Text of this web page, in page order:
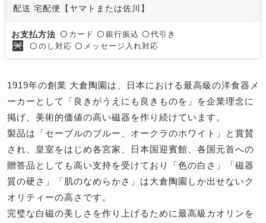
配送 宅配便【ヤマトまたは佐川】
お支払方法 〇 カード 〇 銀行振込 〇 代引き
〇 のし対応 〇 メッセージ入れ対応
1919年の創業 大倉陶園は、日本における最高級の洋食器メ
ーカーとして「良きがうえにも良きものを」を企業理念に
掲げ、美術的価値の高い磁器を作り続けています。
製品は「セーブルのブルー、オークラのホワイト」と賞賛
され、皇室をはじめ各宮家、日本国迎賓館、各国元首への
贈答品としても高い支持を受けており「色の白さ」「磁器
質の硬さ」「肌のなめらかさ」は大倉陶園しか出せないク
オリティーの高さです。
完璧な白磁の美しさを作り上げるために最高級カオリンを